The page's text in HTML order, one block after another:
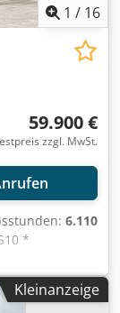
1 / 16
59.900 €
zzgl. MwSt.
6.110
*
kg -----
A Ie Acmef
Kleinanzeige